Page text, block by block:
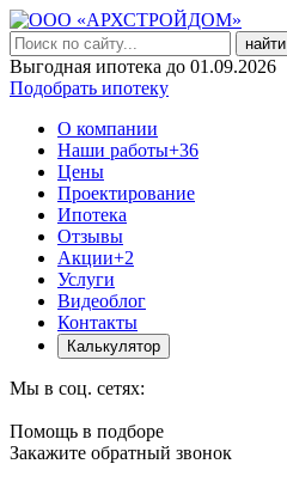
найти
Выгодная ипотека до 01.09.2026
Подобрать ипотеку
О компании
Наши работы+36
Цены
Проектирование
Ипотека
Отзывы
Акции+2
Услуги
Видеоблог
Контакты
Калькулятор
Мы в соц. сетях:
Помощь в подборе
Закажите обратный звонок